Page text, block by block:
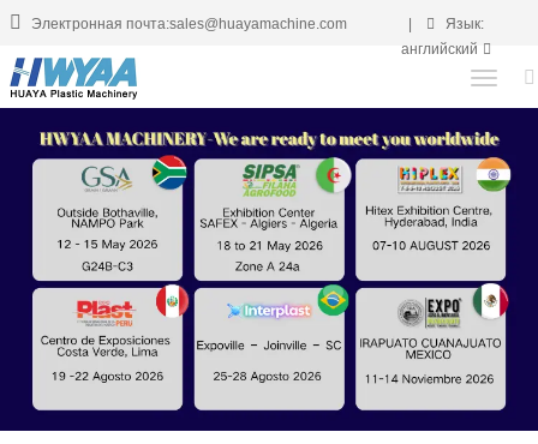
Электронная почта:sales@huayamachine.com
Язык:
английский